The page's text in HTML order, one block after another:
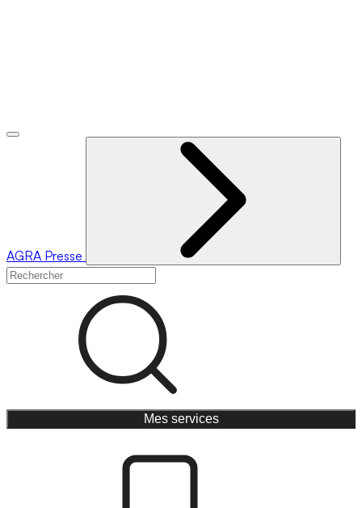
AGRA Presse
Mes services